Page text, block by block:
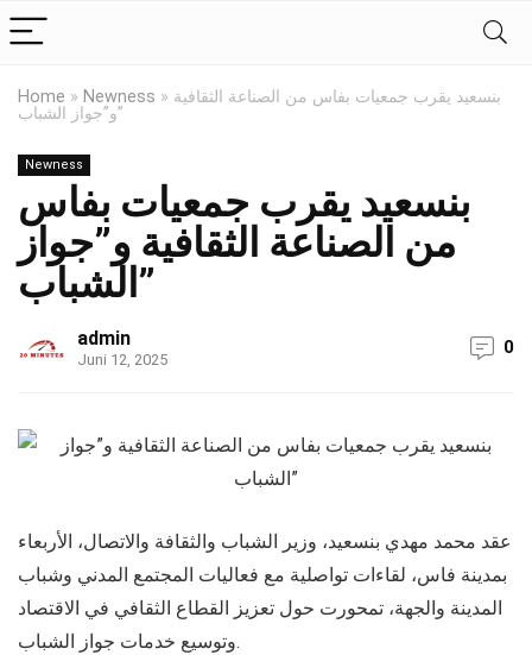
Home » Newness » بنسعيد يقرب جمعيات بفاس من الصناعة الثقافية
و”جواز الشباب”
Newness
بنسعيد يقرب جمعيات بفاس
من الصناعة الثقافية و”جواز
الشباب”
admin
Juni 12, 2025
0
عقد محمد مهدي بنسعيد، وزير الشباب والثقافة والاتصال، الأربعاء
بمدينة فاس، لقاءات تواصلية مع فعاليات المجتمع المدني وشباب
المدينة والجهة، تمحورت حول تعزيز القطاع الثقافي في الاقتصاد
وتوسيع خدمات جواز الشباب.